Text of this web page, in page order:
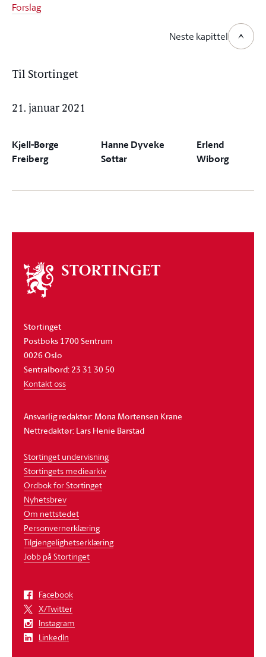
Forslag
Neste kapittel
Til Stortinget
21. januar 2021
Kjell-Børge
Freiberg
Hanne Dyveke
Søttar
Erlend
Wiborg
Om
stortinget
Stortinget
Postboks 1700 Sentrum
0026 Oslo
Sentralbord: 23 31 30 50
Kontakt oss
Ansvarlig redaktør: Mona Mortensen Krane
Nettredaktør: Lars Henie Barstad
Stortinget undervisning
Stortingets mediearkiv
Ordbok for Stortinget
Nyhetsbrev
Om nettstedet
Personvernerklæring
Tilgjengelighetserklæring
Jobb på Stortinget
Facebook
X/Twitter
Instagram
LinkedIn